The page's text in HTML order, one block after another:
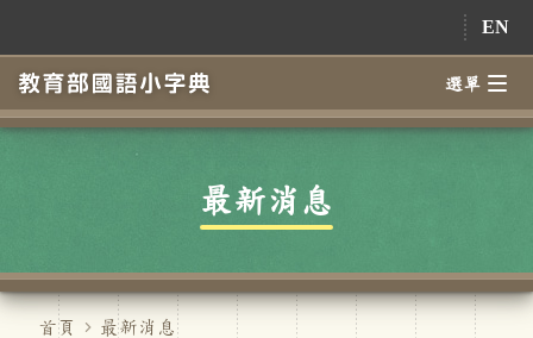
EN
選單
最新消息
首頁
最新消息